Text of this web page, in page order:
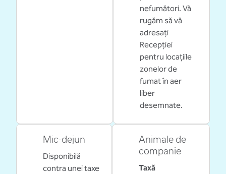
nefumători. Vă
rugăm să vă
adresați
Recepției
pentru locațiile
zonelor de
fumat în aer
liber
desemnate.
Mic-dejun
Disponibilă
contra unei taxe
Animale de
companie
Taxă